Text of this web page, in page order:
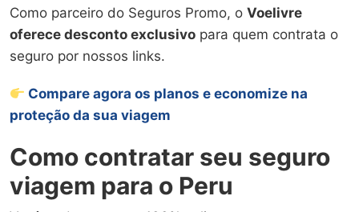
Como parceiro do Seguros Promo, o Voelivre
oferece desconto exclusivo para quem contrata o
seguro por nossos links.
Compare agora os planos e economize na
proteção da sua viagem
Como contratar seu seguro
viagem para o Peru